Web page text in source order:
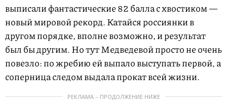
выписали фантастические 82 балла с хвостиком —
новый мировой рекорд. Катайся россиянки в
другом порядке, вполне возможно, и результат
был бы другим. Но тут Медведевой просто не очень
повезло: по жребию ей выпало выступать первой, а
соперница следом выдала прокат всей жизни.
РЕКЛАМА – ПРОДОЛЖЕНИЕ НИЖЕ